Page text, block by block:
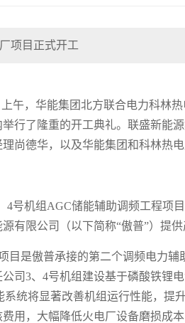
项目正式开工
上午，华能集团北方联合电力科林热
行了隆重的开工典礼。联盛新能
尚德华，以及华能集团和科林热
4号机组 AGC储能辅助调频工程项
有限公司（以下简称“傲普”）提供
目 是傲普承接的第二个调频电力辅
司3、 4号机组建设基于磷酸铁锂
系统将显著改善机组运行性能，提
用，大幅降低火电厂设备磨损成